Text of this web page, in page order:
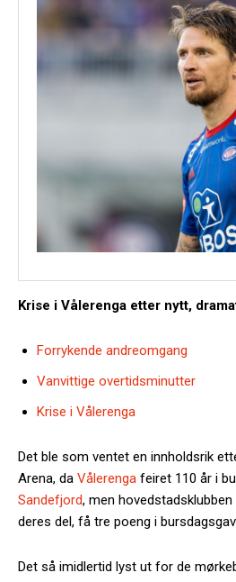
Krise i Vålerenga etter nytt,
Forrykende andreomgang
Vanvittige overtidsminutter
Krise i Vålerenga
Det ble som ventet en innholdsrik
Arena, da Vålerenga feiret 110 år i
Sandefjord, men
deres del, få tre poeng i
Det så imidlertid lyst ut for de